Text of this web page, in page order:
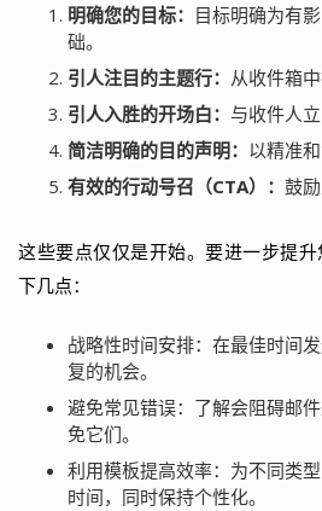
明确您的目标： 目标明确为有
础。
引人注目的主题行： 从收件箱
引人入胜的开场白： 与收件人立
简洁明确的目的声明： 以精准
有效的行动号召（CTA）： 鼓
这些要点仅仅是开始。要进一步提
下几点：
战略性时间安排：在最佳时间
复的机会。
避免常见错误：了解会阻碍邮
免它们。
利用模板提高效率：为不同类
时间，同时保持个性化。